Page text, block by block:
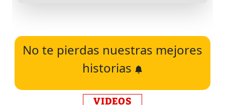
No te pierdas nuestras mejores
historias
VIDEOS